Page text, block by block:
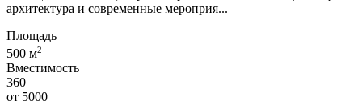
архитектура и современные мероприя...
Площадь
500 м2
Вместимость
360
от 5000